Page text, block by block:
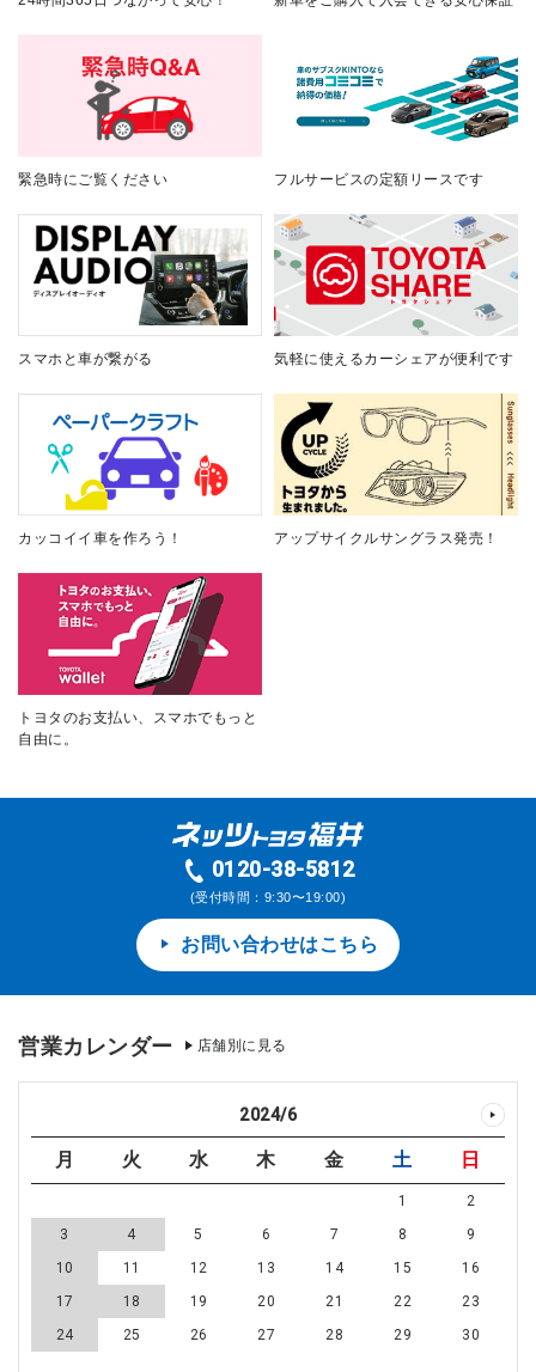
緊急時にご覧ください フルサービスの定額リースです
スマホと車が繋がる 気軽に使えるカーシェアが便利です
カッコイイ車を作ろう！ アップサイクルサングラス発売！
トヨタのお支払い、スマホでもっと
自由に。
0120-38-5812
(受付時間：9:30〜19:00)
お問い合わせはこちら
営業カレンダー 店舗別に見る
2024/6
月 火 水 木 金 土 日
1
2
3
4 5 6 7 8
9
10
11 12 13 14 15
16
17
18 19 20 21 22
23
24
25 26 27 28 29 30